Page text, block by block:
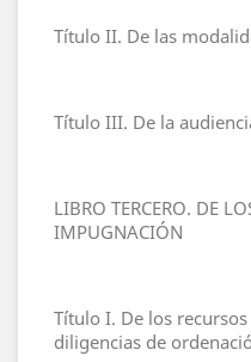
Título II. De las
Título III. De la
LIBRO TERCERO. DE
IMPUGNACIÓN
Título I. De los
diligencias de